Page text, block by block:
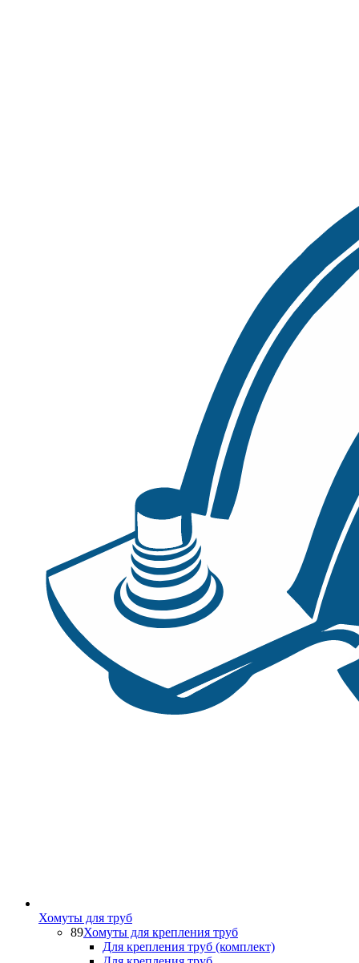
Хомуты для труб
89Хомуты для крепления труб
Для крепления труб (комплект)